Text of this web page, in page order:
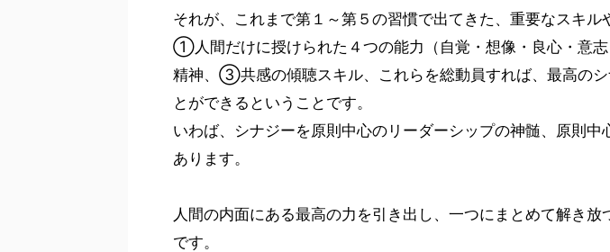
それが、これまで第１～第５の習慣で出てきた、重要なスキル
①人間だけに授けられた４つの能力（自覚・想像・良心・意
精神、③共感の傾聴スキル、これらを総動員すれば、最高のシ
とができるということです。
いわば、シナジーを原則中心のリーダーシップの神髄、原則中
あります。
人間の内面にある最高の力を引き出し、一つにまとめて解き放
です。